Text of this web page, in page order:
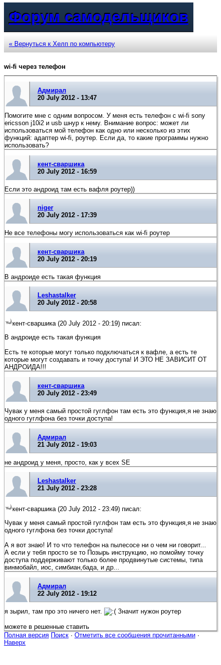
Форум самодельщиков
« Вернуться к Хелп по компьютеру
wi-fi через телефон
Адмирал
20 July 2012 - 13:47
Помогите мне с одним вопросом. У меня есть телефон с wi-fi sony
ericsson j10i2 и usb шнур к нему. Внимание вопрос: может ли
использоваться мой телефон как одно или несколько из этих
функций: адаптер wi-fi, роутер. Если да, то какие программы нужно
использовать?
кент-сваршика
20 July 2012 - 16:59
Если это андроид там есть вафля роутер))
niger
20 July 2012 - 17:39
Не все телефоны могу использоваться как wi-fi роутер
кент-сваршика
20 July 2012 - 20:19
В андроиде есть такая функция
Leshastalker
20 July 2012 - 20:58
кент-сваршика (20 July 2012 - 20:19) писал:
В андроиде есть такая функция
Есть те которые могут только подключаться к вафле, а есть те
которые могут создавать и точку доступа! И ЭТО НЕ ЗАВИСИТ ОТ
АНДРОИДА!!!
кент-сваршика
20 July 2012 - 23:49
Чувак у меня самый простой гуглфон там есть это функция,я не знаю
одного гуглфона без точки доступа!
Адмирал
21 July 2012 - 19:03
не андроид у меня, просто, как у всех SE
Leshastalker
21 July 2012 - 23:28
кент-сваршика (20 July 2012 - 23:49) писал:
Чувак у меня самый простой гуглфон там есть это функция,я не знаю
одного гуглфона без точки доступа!
А я вот знаю! И то что телефон на пылесосе ни о чем ни говорит...
А если у тебя просто se то Позырь инструкцию, но помойму точку
доступа поддерживают только более продвинутые системы, типа
винмобайл, иос, симбиан,бада, и др...
Адмирал
22 July 2012 - 19:12
я зырил, там про это ничего нет. Значит нужон роутер
можете в решенные ставить
Полная версия Поиск · Отметить все сообщения прочитанными ·
Наверх